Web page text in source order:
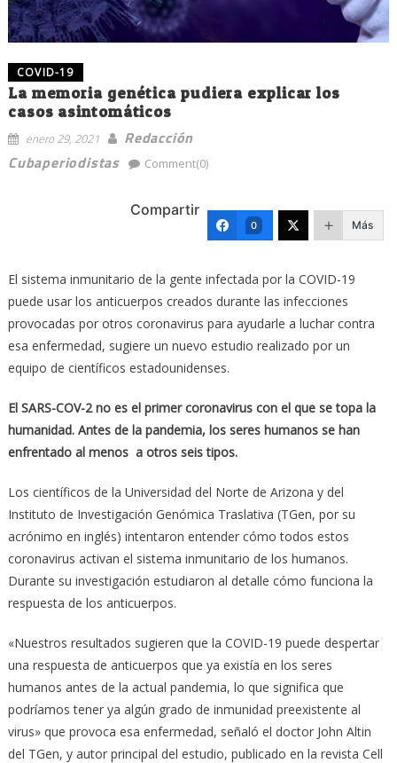
COVID-19
La memoria genética pudiera explicar los
casos asintomáticos
enero 29, 2021
Redacción
Cubaperiodistas
Comment(0)
Compartir
0 Más
El sistema inmunitario de la gente infectada por la COVID-19
puede usar los anticuerpos creados durante las infecciones
provocadas por otros coronavirus para ayudarle a luchar contra
esa enfermedad, sugiere un nuevo estudio realizado por un
equipo de científicos estadounidenses.
El SARS-COV-2 no es el primer coronavirus con el que se topa la
humanidad. Antes de la pandemia, los seres humanos se han
enfrentado al menos a otros seis tipos.
Los científicos de la Universidad del Norte de Arizona y del
Instituto de Investigación Genómica Traslativa (TGen, por su
acrónimo en inglés) intentaron entender cómo todos estos
coronavirus activan el sistema inmunitario de los humanos.
Durante su investigación estudiaron al detalle cómo funciona la
respuesta de los anticuerpos.
«Nuestros resultados sugieren que la COVID-19 puede despertar
una respuesta de anticuerpos que ya existía en los seres
humanos antes de la actual pandemia, lo que significa que
podríamos tener ya algún grado de inmunidad preexistente al
virus» que provoca esa enfermedad, señaló el doctor John Altin
del TGen, y autor principal del estudio, publicado en la revista Cell